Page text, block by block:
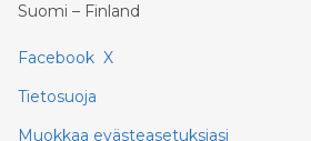
Suomi – Finland
Facebook X
Tietosuoja
Muokkaa evästeasetuksiasi